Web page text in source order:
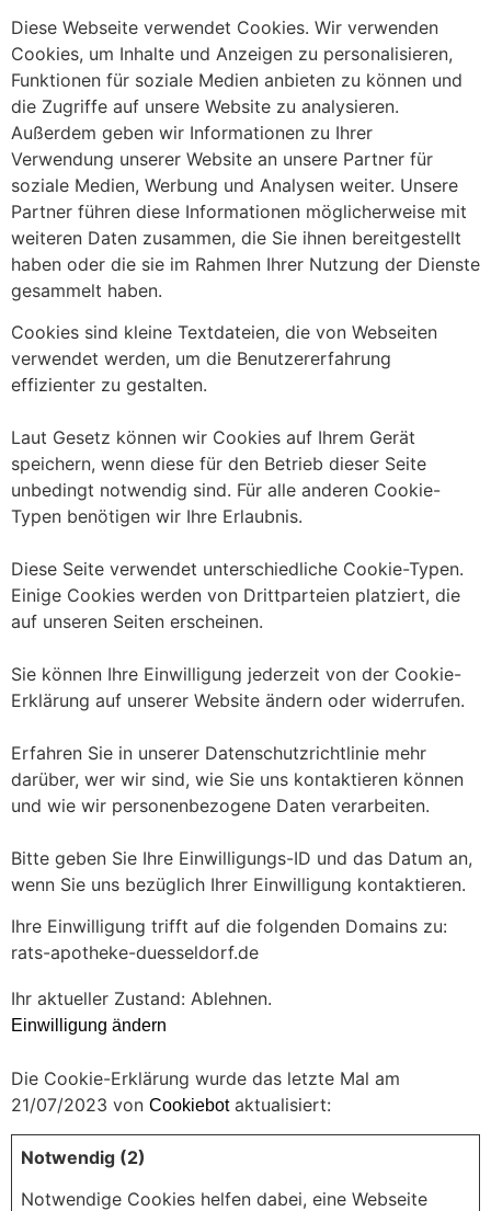
Diese Webseite verwendet Cookies. Wir verwenden
Cookies, um Inhalte und Anzeigen zu personalisieren,
Funktionen für soziale Medien anbieten zu können und
die Zugriffe auf unsere Website zu analysieren.
Außerdem geben wir Informationen zu Ihrer
Verwendung unserer Website an unsere Partner für
soziale Medien, Werbung und Analysen weiter. Unsere
Partner führen diese Informationen möglicherweise mit
weiteren Daten zusammen, die Sie ihnen bereitgestellt
haben oder die sie im Rahmen Ihrer Nutzung der Dienste
gesammelt haben.
Cookies sind kleine Textdateien, die von Webseiten
verwendet werden, um die Benutzererfahrung
effizienter zu gestalten.
Laut Gesetz können wir Cookies auf Ihrem Gerät
speichern, wenn diese für den Betrieb dieser Seite
unbedingt notwendig sind. Für alle anderen Cookie-
Typen benötigen wir Ihre Erlaubnis.
Diese Seite verwendet unterschiedliche Cookie-Typen.
Einige Cookies werden von Drittparteien platziert, die
auf unseren Seiten erscheinen.
Sie können Ihre Einwilligung jederzeit von der Cookie-
Erklärung auf unserer Website ändern oder widerrufen.
Erfahren Sie in unserer Datenschutzrichtlinie mehr
darüber, wer wir sind, wie Sie uns kontaktieren können
und wie wir personenbezogene Daten verarbeiten.
Bitte geben Sie Ihre Einwilligungs-ID und das Datum an,
wenn Sie uns bezüglich Ihrer Einwilligung kontaktieren.
Ihre Einwilligung trifft auf die folgenden Domains zu:
rats-apotheke-duesseldorf.de
Ihr aktueller Zustand: Ablehnen.
Einwilligung ändern
Die Cookie-Erklärung wurde das letzte Mal am
21/07/2023 von Cookiebotaktualisiert:
Notwendig (2)
Notwendige Cookies helfen dabei, eine Webseite